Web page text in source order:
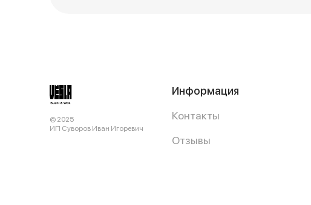
© 2025
ИП Суворов Иван Игоревич
Информация
Контакты
Отзывы